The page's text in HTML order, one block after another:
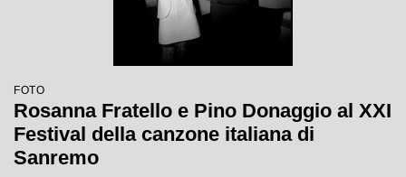
FOTO
Rosanna Fratello e Pino Donaggio al XXI
Festival della canzone italiana di
Sanremo